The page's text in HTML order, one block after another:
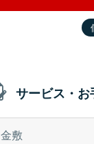
サービス・お
金敷